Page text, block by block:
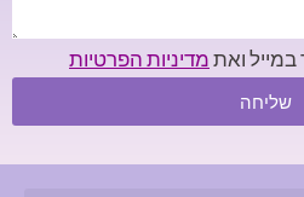
ואתמדיניות הפרטיות
שליחה